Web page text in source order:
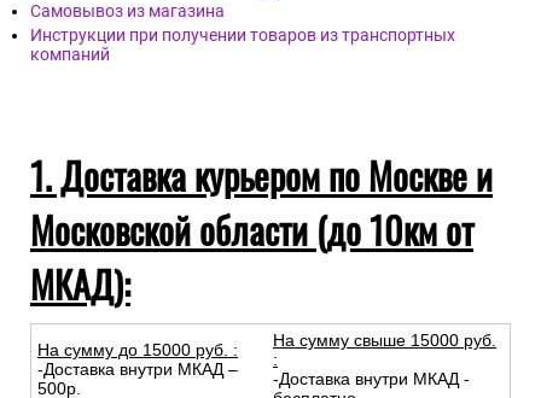
Самовывоз из магазина
Инструкции при получении товаров из транспортных
компаний
1. Доставка курьером по Москве и
Московской области (до 10км от
МКАД):
На сумму до 15000 руб. :
-Доставка внутри МКАД –
500р.
На сумму свыше 15000 руб.
:
-Доставка внутри МКАД -